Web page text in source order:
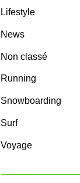
Lifestyle
News
Non classé
Running
Snowboarding
Surf
Voyage